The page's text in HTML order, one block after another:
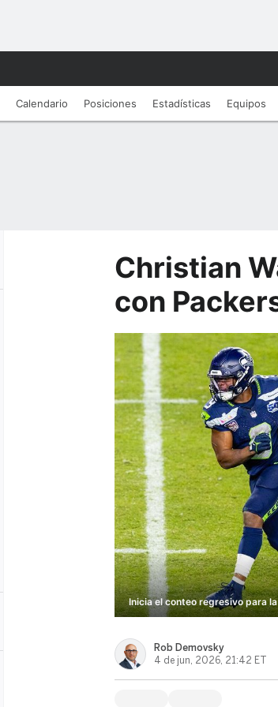
Calendario Posiciones Estadísticas Equipos
Christian
con
Inicia el conteo regresivo para
Rob Demovsky
4 de jun, 2026, 21:42 ET